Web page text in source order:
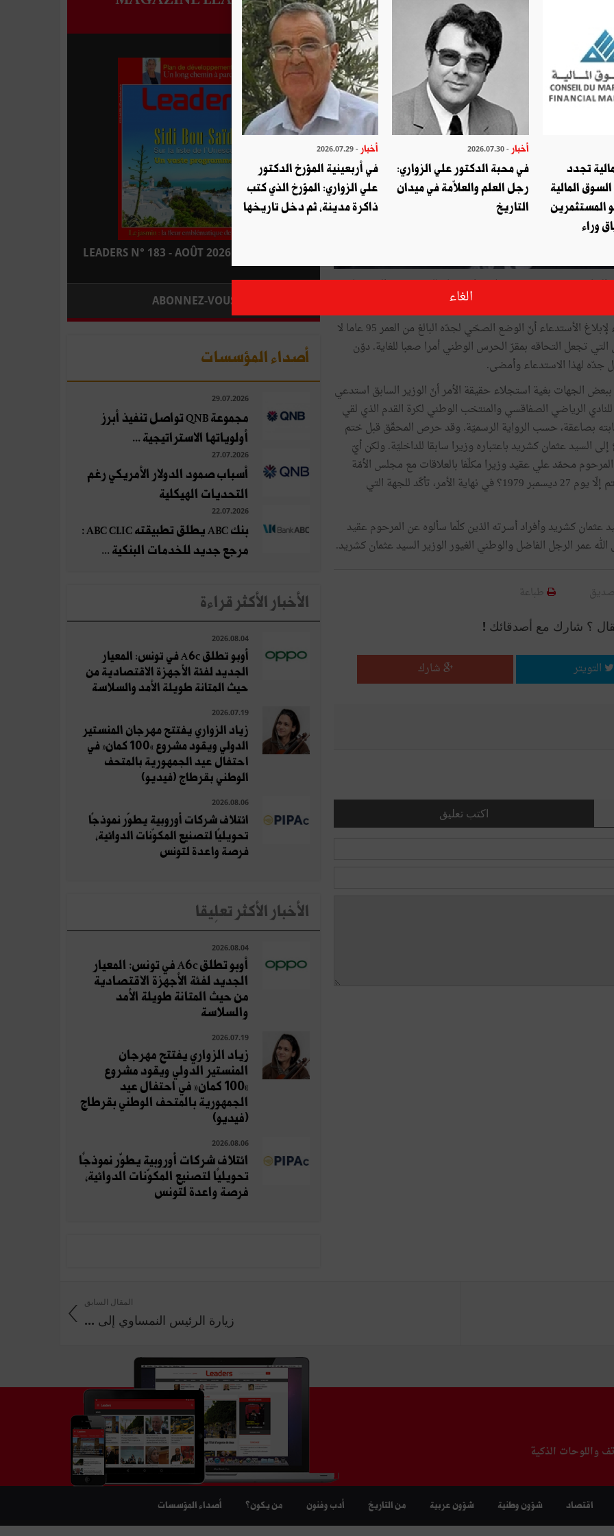
السابق في عهد بورقيبة بإبلاغه استدعاء للحضور من الغد كشاهد
العوينة في قضيّة لم يُفصح عنها في الاستدعاء.
أعلم حفيد السيد عثمان كشريد، وهو محام، العون الذي جاء لإبلاغ الأستدعاء أنّ الوضع الصحّي لجدّه البالغ من العمر 95 عاما لا
تجعل التحاقه بمقرّ الحرس الوطني أمرا صعبا للغاية. دوّن
جدّه لهذا الاستدعاء وأمضى.
الجهات بغية استجلاء حقيقة الأمر أنّ الوزير السابق استدعي
الرياضي الصفاقسي والمنتخب الوطني لكرة القدم الذي لقي
السعوديّة إثر إصابته بصاعقة، حسب الرواية الرسميّة. وقد حرص المحقّق قبل ختم
السيد عثمان كشريد باعتباره وزيرا سابقا للداخليّة. ولكن أيّ
محمّد علي عقيد وزيرا مكلّفا بالعلاقات مع مجلس الأمّة
وكاتبا عامّا للحكومة وتعيينه في منصب وزير الداخليّة لم يتم إلّا يوم 27 ديسمبر 1979؟ في نهاية الأمر، تأكّد للجهة التي
كشريد وأفراد أسرته الذين كلّما سألوه عن المرحوم عقيد
عمر الرجل الفاضل والوطني الغيور الوزير السيد عثمان كشريد.
طباعة
؟ شارك مع أصدقائك !
التويتر شارك
اكتب تعليق
LEADERS N° 183 - AOÛT 2026 : EN KIOSQUE
ABONNEZ-VOUS
أصداء المؤسسات
29.07.2026
مجموعة QNB تواصل تنفيذ أبرز
أولوياتها الاستراتيجية ...
27.07.2026
أسباب صمود الدولار الأمريكي رغم
التحديات الهيكلية
22.07.2026
بنك ABC يطلق تطبيقته ABC CLIC :
مرجع جديد للخدمات البنكية ...
الأخبار الأكثر قراءة
2026.08.04
أوبو تطلق A6c في تونس: المعيار
الجديد لفئة الأجهزة الاقتصادية من
حيث المتانة طويلة الأمد والسلاسة
2026.07.19
زياد الزواري يفتتح مهرجان المنستير
الدولي ويقود مشروع «100 كمان» في
احتفال عيد الجمهورية بالمتحف
الوطني بقرطاج (فيديو)
2026.08.06
ائتلاف شركات أوروبية يطوّر نموذجًا
تحويليًا لتصنيع المكوّنات الدوائية،
فرصة واعدة لتونس
الأخبار الأكثر تعلِيقا
2026.08.04
أوبو تطلق A6c في تونس: المعيار
الجديد لفئة الأجهزة الاقتصادية
من حيث المتانة طويلة الأمد
والسلاسة
2026.07.19
زياد الزواري يفتتح مهرجان
المنستير الدولي ويقود مشروع
«100 كمان» في احتفال عيد
الجمهورية بالمتحف الوطني بقرطاج
(فيديو)
2026.08.06
ائتلاف شركات أوروبية يطوّر نموذجًا
تحويليًا لتصنيع المكوّنات الدوائية،
فرصة واعدة لتونس
المقال السابق
زيارة الرئيس النمساوي إلى ...
واللوحات الذكية
اقتصاد شؤون وطنية شؤون عربية من التاريخ أدب وفنون من يكون؟ أصداء المؤسسات
تجدد
المالية
المستثمرين
وراء
أخبار - 2026.07.30
في محبة الدكتور علي الزواري:
رجل العلم والعلاّمة في ميدان
التاريخ
أخبار - 2026.07.29
في أربعينية المؤرخ الدكتور
علي الزواري: المؤرخ الذي كتب
ذاكرة مدينة، ثم دخل تاريخها
الغاء